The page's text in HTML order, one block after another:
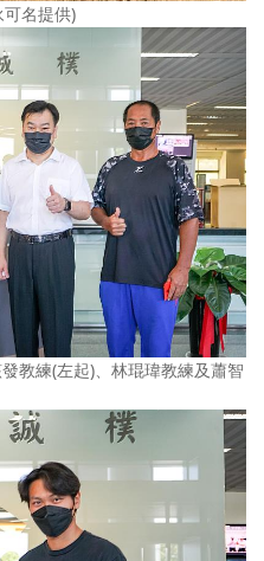
名提供)
教練(左起)、林琨瑋教練及蕭智